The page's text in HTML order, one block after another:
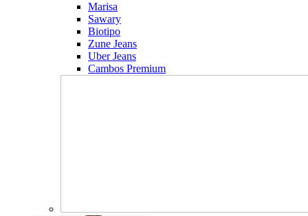
Marisa
Sawary
Biotipo
Zune Jeans
Uber Jeans
Cambos Premium